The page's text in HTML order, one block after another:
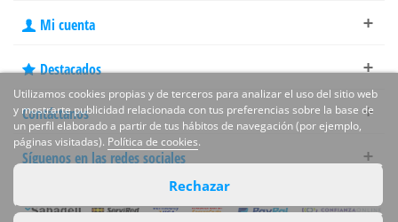
Mi cuenta
Destacados
Contáctanos
Síguenos en las redes sociales
Utilizamos cookies propias y de terceros para analizar el uso del sitio web
y mostrarte publicidad relacionada con tus preferencias sobre la base de
un perfil elaborado a partir de tus hábitos de navegación (por ejemplo,
páginas visitadas). Política de cookies.
Rechazar